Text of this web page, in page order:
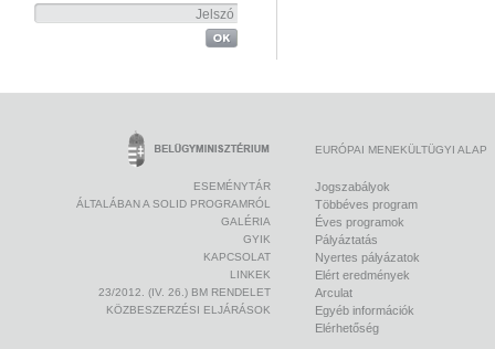
ESEMÉNYTÁR
ÁLTALÁBAN A SOLID PROGRAMRÓL
GALÉRIA
GYIK
KAPCSOLAT
LINKEK
23/2012. (IV. 26.) BM RENDELET
KÖZBESZERZÉSI ELJÁRÁSOK
EURÓPAI MENEKÜLTÜGYI ALAP
Jogszabályok
Többéves program
Éves programok
Pályáztatás
Nyertes pályázatok
Elért eredmények
Arculat
Egyéb információk
Elérhetőség